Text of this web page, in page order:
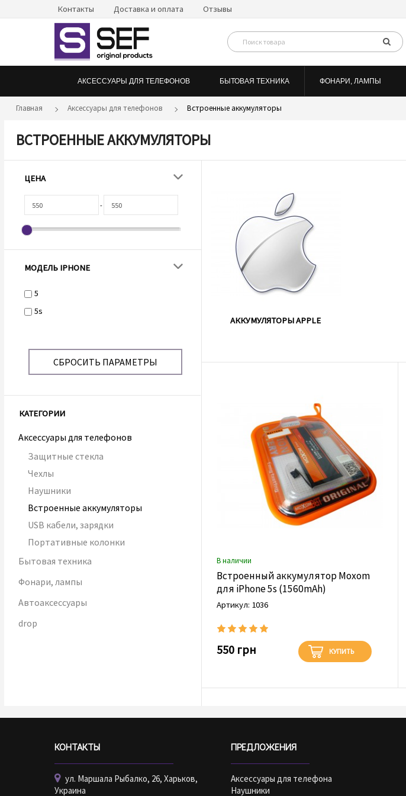
Контакты Доставка и оплата Отзывы
АКСЕССУАРЫ ДЛЯ ТЕЛЕФОНОВ БЫТОВАЯ ТЕХНИКА ФОНАРИ, ЛАМПЫ
Главная Аксессуары для телефонов Встроенные аккумуляторы
ВСТРОЕННЫЕ АККУМУЛЯТОРЫ
ЦЕНА
-
МОДЕЛЬ IPHONE
5
5s
СБРОСИТЬ ПАРАМЕТРЫ
КАТЕГОРИИ
Аксессуары для телефонов
Защитные стекла
Чехлы
Наушники
Встроенные аккумуляторы
USB кабели, зарядки
Портативные колонки
Бытовая техника
Фонари, лампы
Автоаксессуары
drop
AККУМУЛЯТОРЫ APPLE
В наличии
Встроенный аккумулятор Moxom
для iPhone 5s (1560mAh)
Артикул: 1036
550 грн КУПИТЬ
КОНТАКТЫ
ул. Маршала Рыбалко, 26, Харьков,
Украина
ПРЕДЛОЖЕНИЯ
Аксессуары для телефона
Наушники